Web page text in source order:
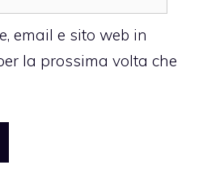
email e sito web in
la prossima volta che